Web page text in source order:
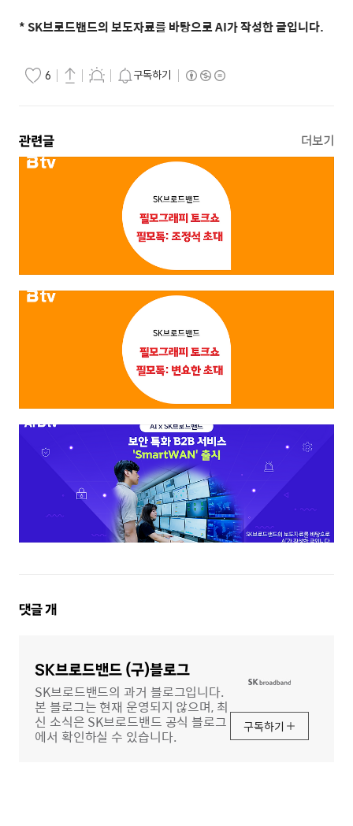
* SK브로드밴드의 보도자료를 바탕으로AI가 작성한 글입니다.
6 구독하기
관련글 더보기
댓
댓글개
SK브로드밴드 (구)블로그
SK브로드밴드의 과거 블로그입니다.
본 블로그는 현재 운영되지 않으며, 최
신 소식은 SK브로드밴드 공식 블로그
에서 확인하실 수 있습니다.
구독하기